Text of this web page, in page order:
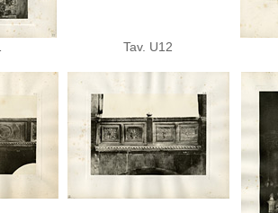
Tav. U12